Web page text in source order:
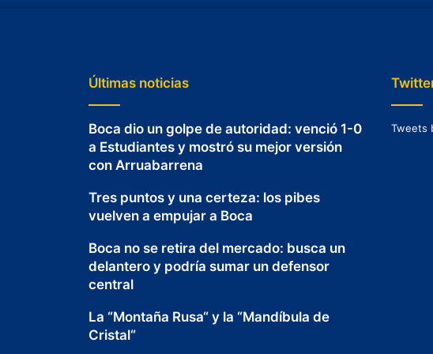
Últimas noticias
Boca dio un golpe de autoridad: venció 1-0
a Estudiantes y mostró su mejor versión
con Arruabarrena
Tres puntos y una certeza: los pibes
vuelven a empujar a Boca
Boca no se retira del mercado: busca un
delantero y podría sumar un defensor
central
La “Montaña Rusa“ y la “Mandíbula de
Cristal“
Tweets